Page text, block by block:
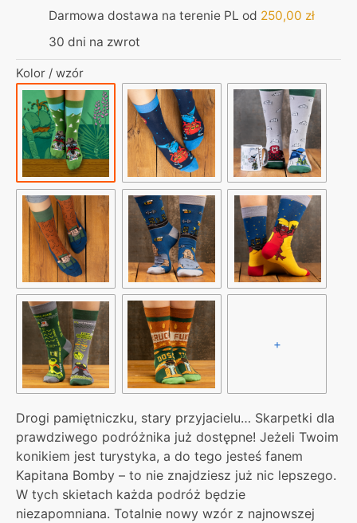
turystyka
Darmowa dostawa na terenie PL od 250,00 zł
30 dni na zwrot
Kolor / wzór
+
Drogi pamiętniczku, stary przyjacielu… Skarpetki dla
prawdziwego podróżnika już dostępne! Jeżeli Twoim
konikiem jest turystyka, a do tego jesteś fanem
Kapitana Bomby – to nie znajdziesz już nic lepszego.
W tych skietach każda podróż będzie
niezapomniana. Totalnie nowy wzór z najnowszej